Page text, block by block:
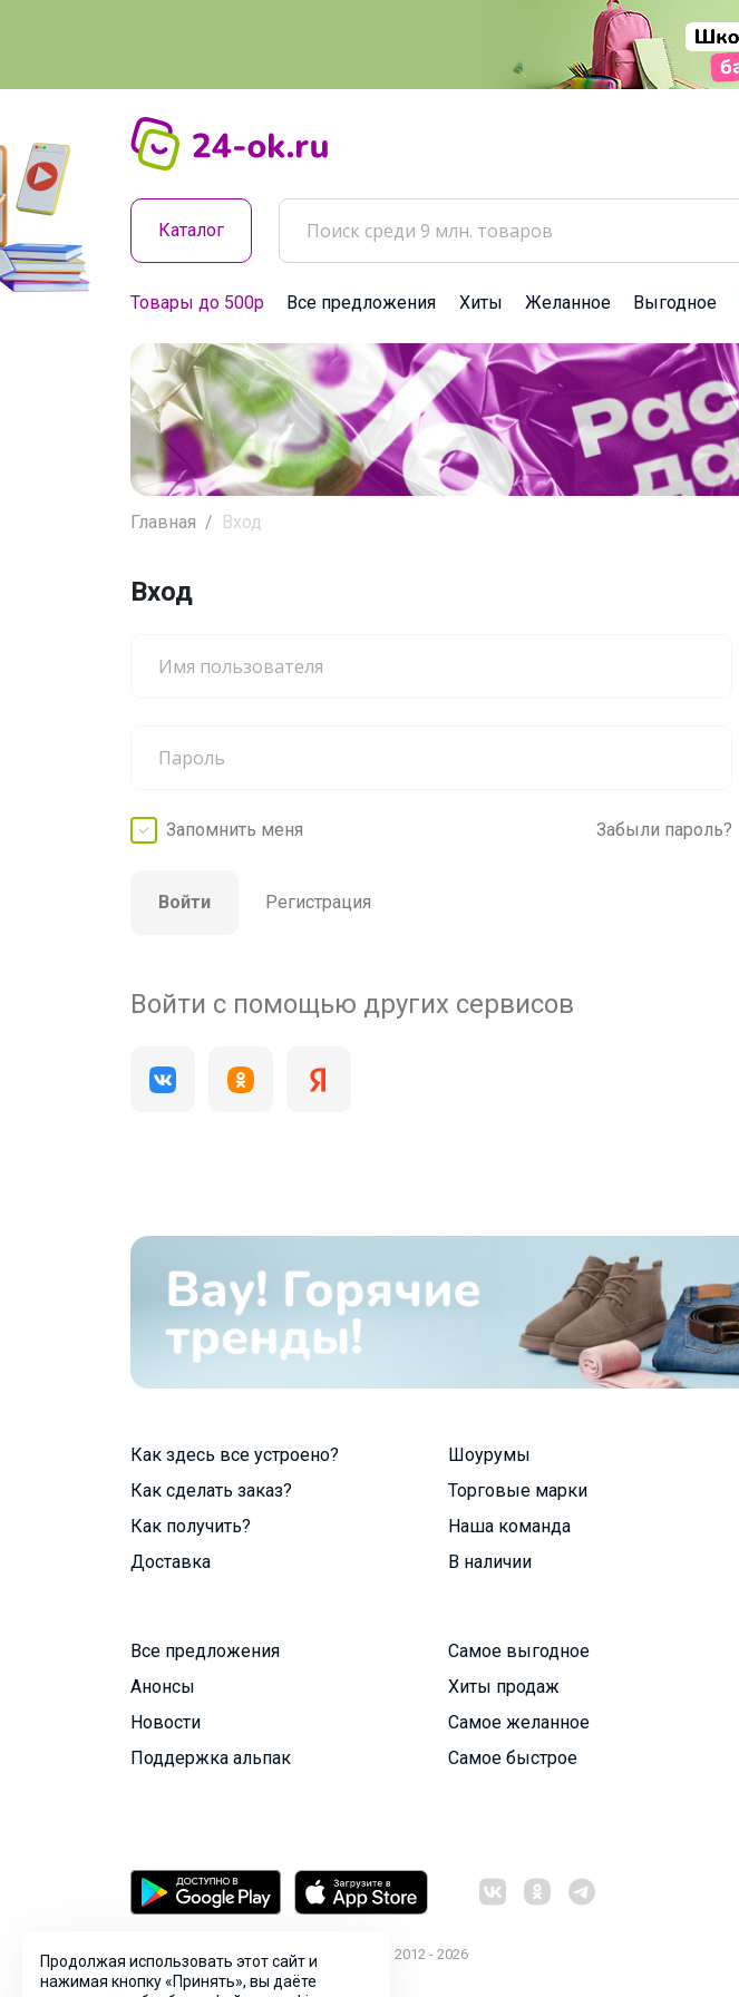
Каталог
Товары до 500р Все предложения Хиты Желанное Выгодное
Главная Вход
Вход
Запомнить меня Забыли пароль?
Войти Регистрация
Войти с помощью других сервисов
200 000+
Как здесь все устроено?
Как сделать заказ?
Как получить?
Доставка
Шоурумы
Торговые марки
Наша команда
В наличии
Все предложения
Анонсы
Новости
Поддержка альпак
Самое выгодное
Хиты продаж
Самое желанное
Самое быстрое
© ООО "Лявита", ОГРН 1122468054070, 2012 - 2026
Политика конфиденциальности
Продолжая использовать этот сайт и
нажимая кнопку «Принять», вы даёте